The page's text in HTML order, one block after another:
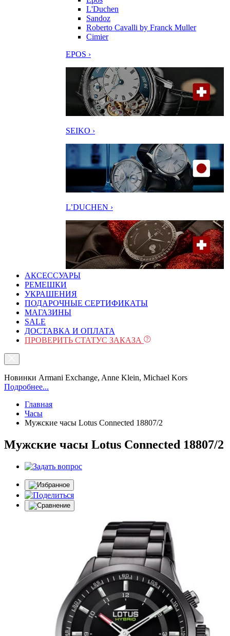
L'Duchen
Sandoz
Roberto Cavalli by Franck Muller
Cimier
EPOS ›
SEIKO ›
L’DUCHEN ›
АКСЕССУАРЫ
РЕМЕШКИ
УКРАШЕНИЯ
ПОДАРОЧНЫЕ СЕРТИФИКАТЫ
МАГАЗИНЫ
SALE
ДОСТАВКА И ОПЛАТА
ПРОВЕРИТЬ СТАТУС ЗАКАЗА
Новинки Armani Exchange, Anne Klein, Michael Kors
Подробнее...
Главная
Часы
Мужские часы Lotus Connected 18807/2
Мужские часы Lotus Connected 18807/2